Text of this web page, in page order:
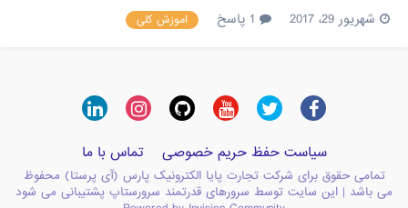
شهریور 29، 2017
اموزش کلی
سیاست حفظ حریم خصوصی تماس با ما
تمامی حقوق برای شرکت تجارت پایا الکترونیک پارس (آی پرستا) محفوظ
می باشد | این سایت توسط سرورهای قدرتمند سرورستاپ پشتیبانی می شود